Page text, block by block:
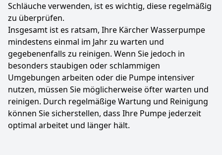
Schläuche verwenden, ist es wichtig, diese regelmäßig
zu überprüfen.
Insgesamt ist es ratsam, Ihre Kärcher Wasserpumpe
mindestens einmal im Jahr zu warten und
gegebenenfalls zu reinigen. Wenn Sie jedoch in
besonders staubigen oder schlammigen
Umgebungen arbeiten oder die Pumpe intensiver
nutzen, müssen Sie möglicherweise öfter warten und
reinigen. Durch regelmäßige Wartung und Reinigung
können Sie sicherstellen, dass Ihre Pumpe jederzeit
optimal arbeitet und länger hält.